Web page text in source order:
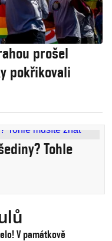
prošel
pokřikovali
Tohle
V památkově